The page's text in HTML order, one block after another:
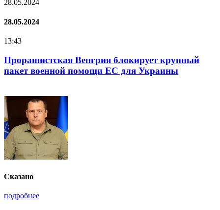
28.05.2024
28.05.2024
13:43
Прорашистская Венгрия блокирует крупный
пакет военной помощи ЕС для Украины
Сказано
подробнее